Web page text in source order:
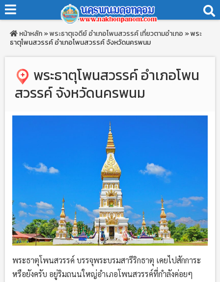
หน้าหลัก»พระธาตุเจดีย์อำเภอโพนสวรรค์เที่ยวตามอำเภอ »พระ
ธาตุโพนสวรรค์ อำเภอโพนสวรรค์ จังหวัดนครพนม
พระธาตุโพนสวรรค์ อำเภอโพน
สวรรค์ จังหวัดนครพนม
พระธาตุโพนสวรรค์ บรรจุพระบรมสารีริกธาตุ เคยไปสักการะ
หรือยังครับ อยู่ริมถนนใหญ่อำเภอโพนสวรรค์ที่กำลังค่อยๆ